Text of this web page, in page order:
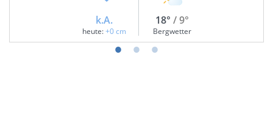
k.A.
heute: +0 cm
18° / 9°
Bergwetter